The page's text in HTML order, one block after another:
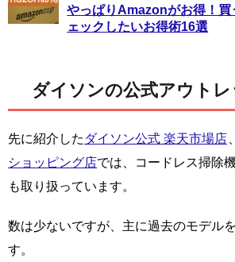
やっぱりAmazonがお得！買
ェックしたいお得術16選
ダイソンの公式アウトレ
先に紹介した ダイソン公式 楽天市場店
ショッピング店では、コードレス掃除
も取り扱っています。
数は少ないですが、主に過去のモデル
す。